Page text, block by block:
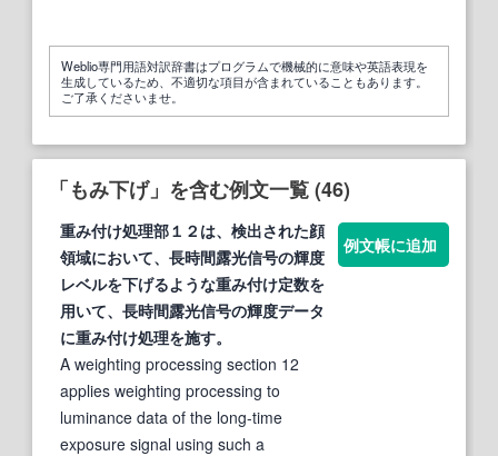
Weblio専門用語対訳辞書はプログラムで機械的に意味や英語表現を
生成しているため、不適切な項目が含まれていることもあります。
ご了承くださいませ。
「もみ下げ」を含む例文一覧 (46)
重み付け処理部１２は、検出された顔
領域において、長時間露光信号の輝度
レベルを下げるような重み付け定数を
用いて、長時間露光信号の輝度データ
に重み付け処理を施す。
A weighting processing section 12
applies weighting processing to
luminance data of the long-time
exposure signal using such a
例文帳に追加